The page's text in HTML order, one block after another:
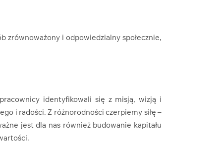
i odpowiedzialny społecznie,
identyfikowali się z misją, wizją i
i radości. Z różnorodności czerpiemy siłę –
jest dla nas również budowanie kapitału